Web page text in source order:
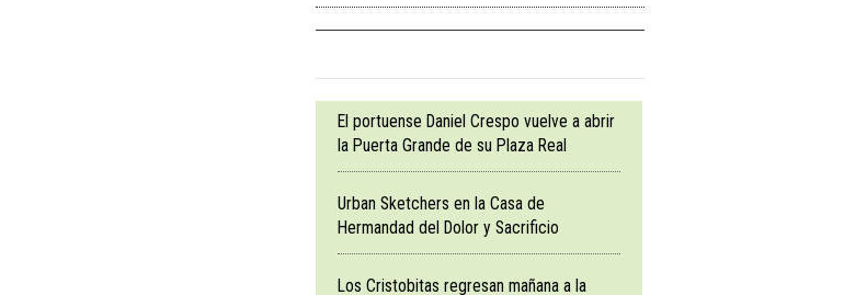
El portuense Daniel Crespo vuelve a abrir
la Puerta Grande de su Plaza Real
Urban Sketchers en la Casa de
Hermandad del Dolor y Sacrificio
Los Cristobitas regresan mañana a la